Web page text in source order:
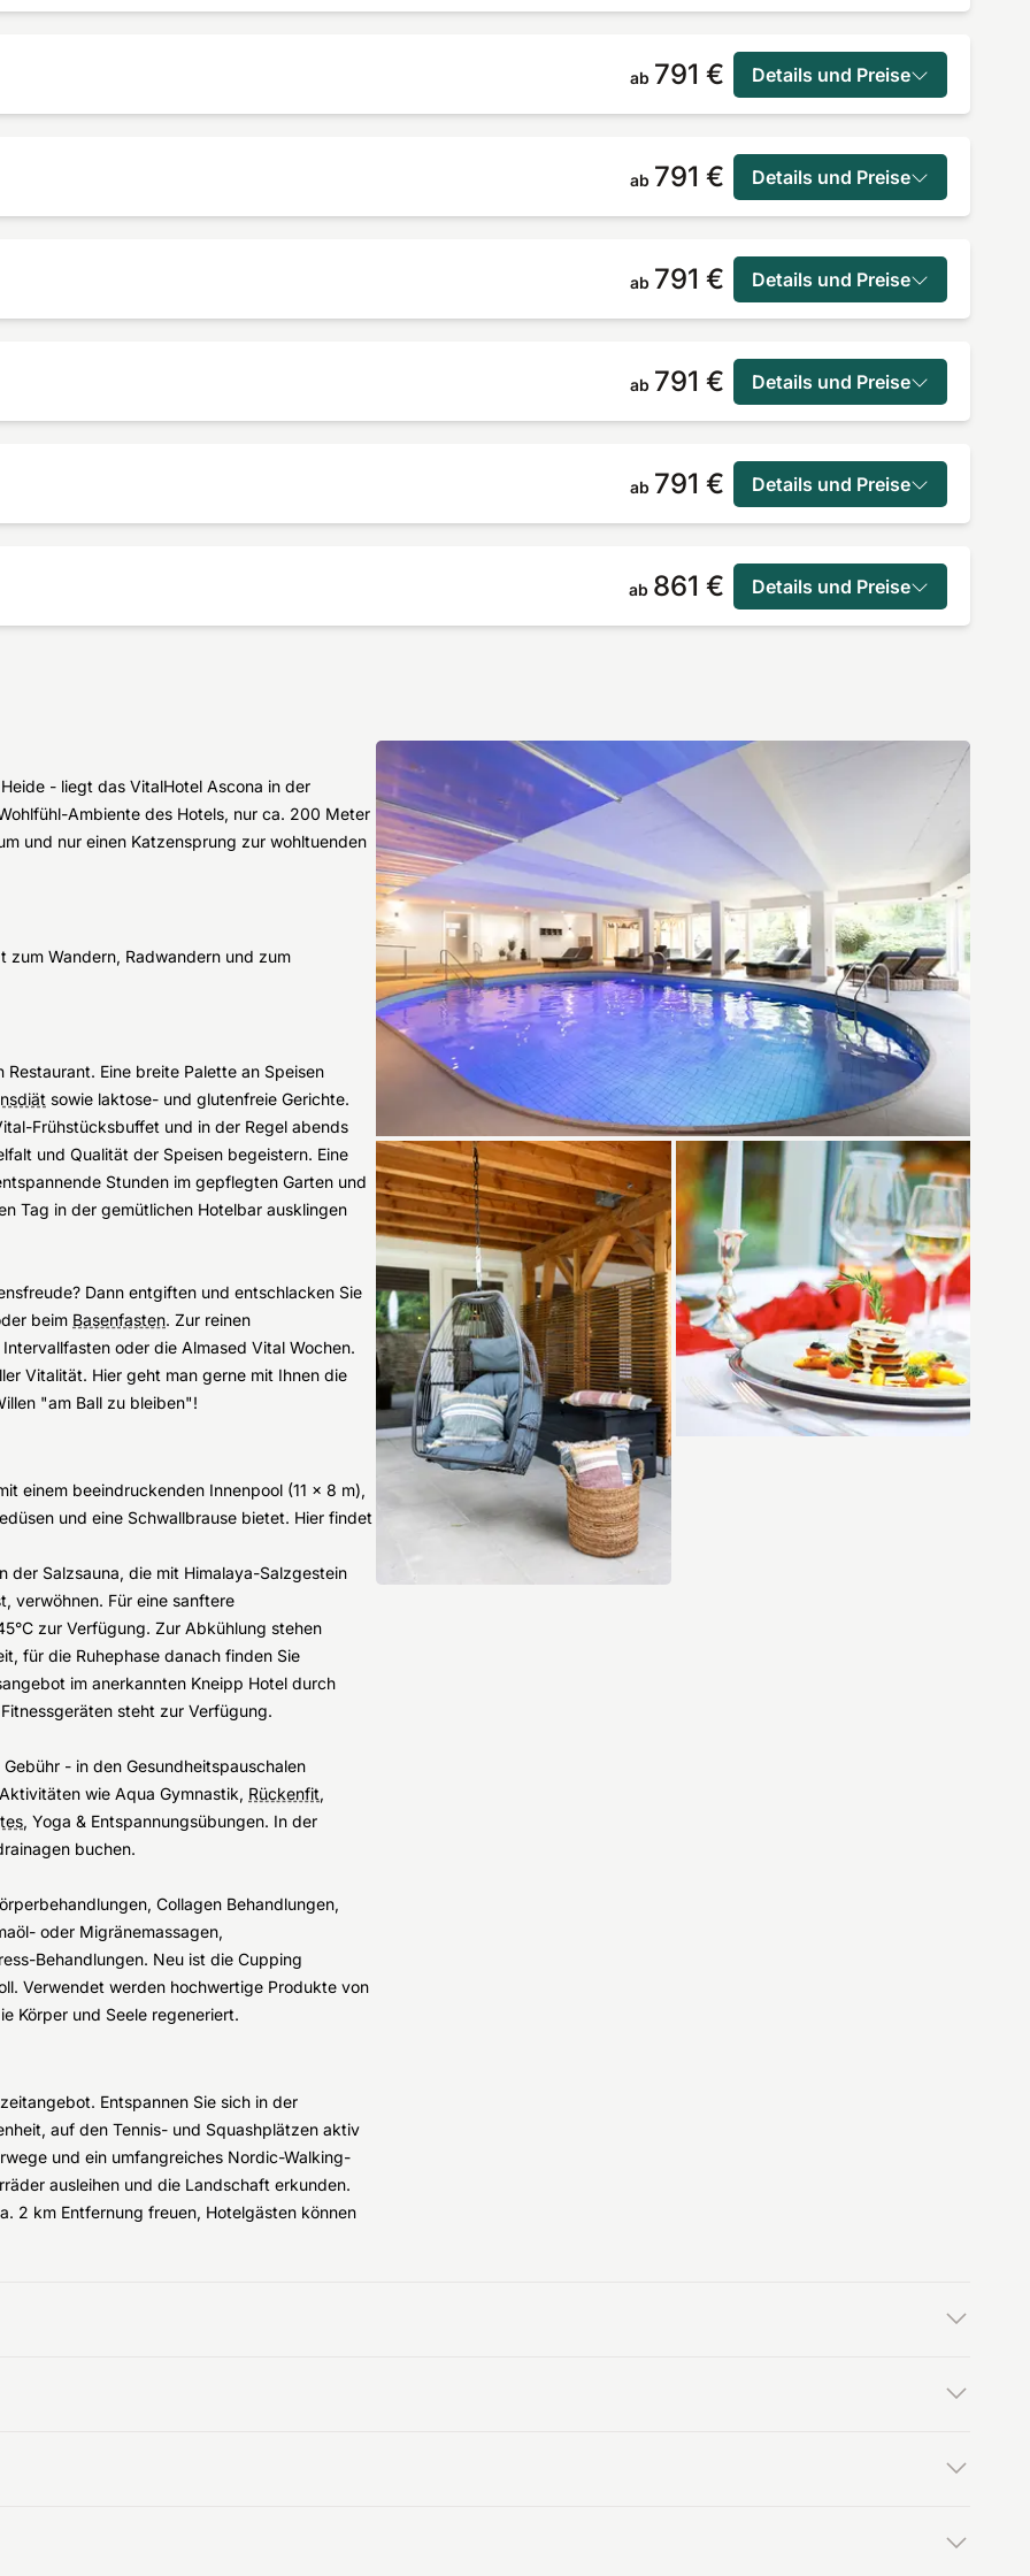
ab 791 € Details und Preise
ab 791 € Details und Preise
ab 791 € Details und Preise
ab 791 € Details und Preise
ab 791 € Details und Preise
ab 861 € Details und Preise
- liegt das VitalHotel Ascona in der
Ambiente des Hotels, nur ca. 200 Meter
und nur einen Katzensprung zur wohltuenden
zum Wandern, Radwandern und zum
Eine breite Palette an Speisen
sowie laktose- und glutenfreie Gerichte.
Frühstücksbuffet und in der Regel abends
und Qualität der Speisen begeistern. Eine
Stunden im gepflegten Garten und
Tag in der gemütlichen Hotelbar ausklingen
Dann entgiften und entschlacken Sie
beim Basenfasten. Zur reinen
oder die Almased Vital Wochen.
Vitalität. Hier geht man gerne mit Ihnen die
"am Ball zu bleiben"!
einem beeindruckenden Innenpool (11 x 8 m),
und eine Schwallbrause bietet. Hier findet
der Salzsauna, die mit Himalaya-Salzgestein
verwöhnen. Für eine sanftere
zur Verfügung. Zur Abkühlung stehen
für die Ruhephase danach finden Sie
im anerkannten Kneipp Hotel durch
steht zur Verfügung.
- in den Gesundheitspauschalen
wie Aqua Gymnastik, Rückenfit,
, Yoga & Entspannungsübungen. In der
buchen.
Collagen Behandlungen,
oder Migränemassagen,
Behandlungen. Neu ist die Cupping
Verwendet werden hochwertige Produkte von
Körper und Seele regeneriert.
Entspannen Sie sich in der
auf den Tennis- und Squashplätzen aktiv
und ein umfangreiches Nordic-Walking-
ausleihen und die Landschaft erkunden.
2 km Entfernung freuen, Hotelgästen können